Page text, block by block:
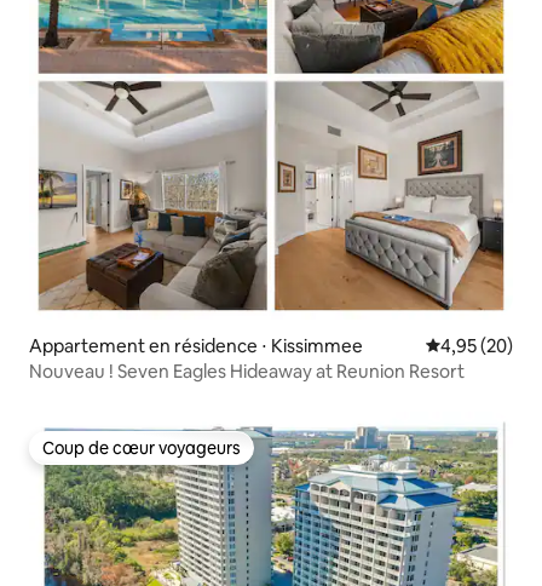
Appartement en résidence ⋅ Kissimmee Évaluation
4,95 (20)
Nouveau ! Seven Eagles Hideaway at Reunion Resort
Coup de cœur voyageurs
Coup de cœur voyageurs